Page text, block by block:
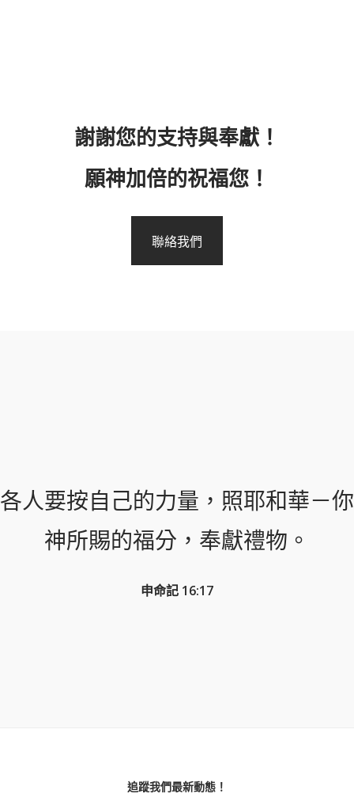
謝謝您的支持與奉獻！
願神加倍的祝福您！
聯絡我們
各人要按自己的力量，照耶和華－你
神所賜的福分，奉獻禮物。
申命記 16:17
追蹤我們最新動態！